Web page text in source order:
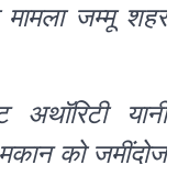
जम्मू शहर
यानी
को जमींदोज